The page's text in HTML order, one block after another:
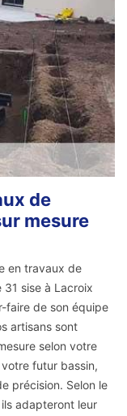
de
mesure
en travaux de
sise à Lacroix
faire de son équipe
artisans sont
selon votre
futur bassin,
précision. Selon le
adapteront leur